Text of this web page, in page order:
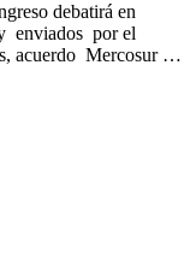
debatirá en
enviados por el
acuerdo Mercosur …